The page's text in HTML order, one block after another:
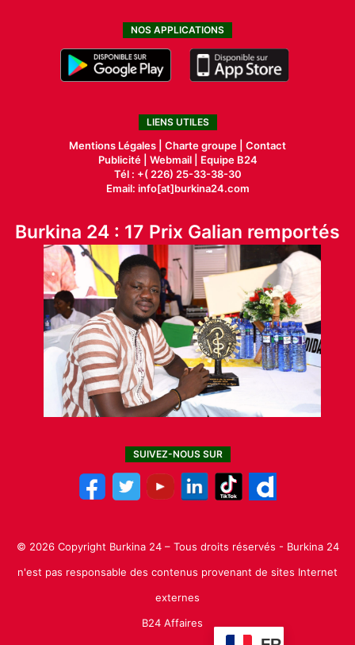
NOS APPLICATIONS
LIENS UTILES
Mentions Légales | Charte groupe | Contact
Publicité| Webmail |
Equipe B24
Tél : +( 226) 25-33-38-30
Email: info[at]burkina24.com
Burkina 24 : 17 Prix Galian remportés
SUIVEZ-NOUS SUR
© 2026 Copyright Burkina 24 – Tous droits réservés - Burkina 24
n'est pas responsable des contenus provenant de sites Internet
externes
B24 Affaires